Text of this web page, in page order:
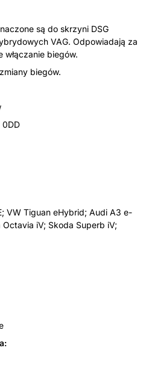
są do skrzyni DSG
VAG. Odpowiadają za
biegów.
biegów.
0DD
VW Tiguan eHybrid; Audi A3 e-
iV; Skoda Superb iV;